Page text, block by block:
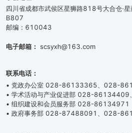
四川省成都市武侯区星狮路818号大合仓·
B807
邮编：610043
电子邮箱： scsyxh@163.com
联系电话：
• 党政办公室 028-86133365、028-
• 学术活动与产业促进部 028-
• 组织建设和会员服务部 028-86134971
• 政府事务部 028-87488091、028-